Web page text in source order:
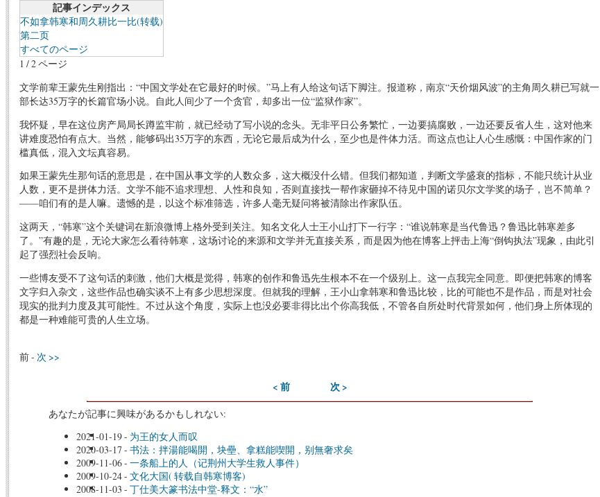
記事インデックス
不如拿韩寒和周久耕比一比(转载)
第二页
すべてのページ
1 / 2 ページ
文学前辈王蒙先生刚指出：“中国文学处在它最好的时候。”马上有人给这句话下脚注。报道称，南京“天价烟风波”的主角周久耕已写就一
部长达35万字的长篇官场小说。自此人间少了一个贪官，却多出一位“监狱作家”。
我怀疑，早在这位房产局局长蹲监牢前，就已经动了写小说的念头。无非平日公务繁忙，一边要搞腐败，一边还要反省人生，这对他来
讲难度恐怕有点大。当然，能够码出35万字的东西，无论它最后成为什么，至少也是件体力活。而这点也让人心生感慨：中国作家的门
槛真低，混入文坛真容易。
如果王蒙先生那句话的意思是，在中国从事文学的人数众多，这大概没什么错。但我们都知道，判断文学盛衰的指标，不能只统计从业
人数，更不是拼体力活。文学不能不追求理想、人性和良知，否则直接找一帮作家砸掉不待见中国的诺贝尔文学奖的场子，岂不简单？
——咱们有的是人嘛。遗憾的是，以这个标准筛选，许多人毫无疑问将被清除出作家队伍。
这两天，“韩寒”这个关键词在新浪微博上格外受到关注。知名文化人士王小山打下一行字：“谁说韩寒是当代鲁迅？鲁迅比韩寒差多
了。”有趣的是，无论大家怎么看待韩寒，这场讨论的来源和文学并无直接关系，而是因为他在博客上抨击上海“倒钩执法”现象，由此引
起了强烈社会反响。
一些博友受不了这句话的刺激，他们大概是觉得，韩寒的创作和鲁迅先生根本不在一个级别上。这一点我完全同意。即便把韩寒的博客
文字归入杂文，这些作品也确实谈不上有多少思想深度。但就我的理解，王小山拿韩寒和鲁迅比较，比的可能也不是作品，而是对社会
现实的批判力度及其可能性。不过从这个角度，实际上也没必要非得比出个你高我低，不管各自所处时代背景如何，他们身上所体现的
都是一种难能可贵的人生立场。
前 - 次 >>
< 前 次 >
あなたが記事に興味があるかもしれない:
2021-01-19- 为王的女人而叹
2020-03-17 - 书法：拌湯能喝開，块壘、拿糕能喫開，别無奢求矣
2009-11-06- 一条船上的人（记荆州大学生救人事件）
2009-10-24- 文化大国( 转载自韩寒博客)
2008-11-03 - 丁仕美大篆书法中堂-释文：“水”